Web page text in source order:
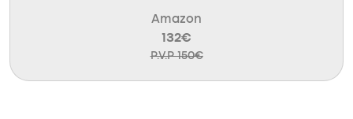
Amazon
132€
P.V.P 150€